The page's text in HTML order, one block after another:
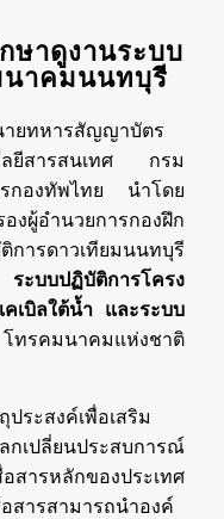
ษาดูงานระบบ
นาคมนนทบุรี
ายทหารสัญญาบัตร
โลยีสารสนเทศ กรม
กองทัพไทย นำโดย
องผู้อำนวยการกองฝึก
ารดาวเทียมนนทบุรี
ระบบปฏิบัติการโครง
เบิลใต้น้ำ และระบบ
ทรคมนาคมแห่งชาติ
ระสงค์เพื่อเสริม
กเปลี่ยนประสบการณ์
สารหลักของประเทศ
สารสามารถนำองค์